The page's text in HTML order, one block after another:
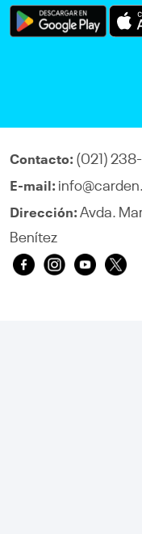
Contacto: (021)
E-mail:
Dirección: Avda.
Benítez